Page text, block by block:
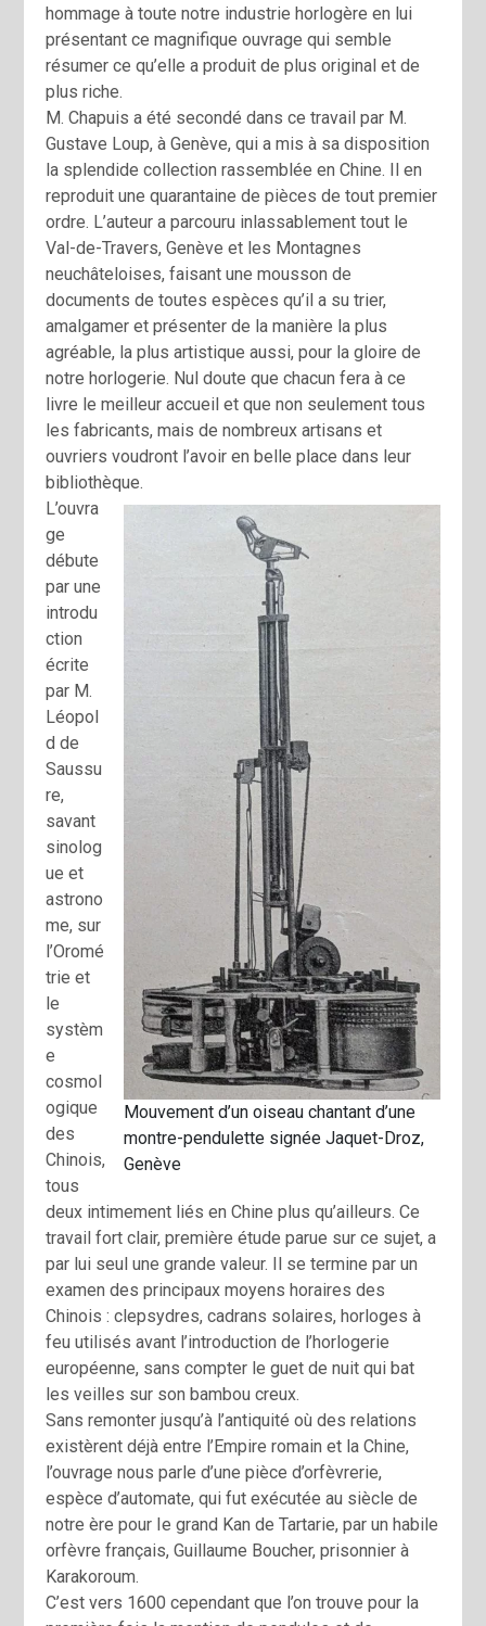
hommage à toute notre industrie horlogère en lui
présentant ce magnifique ouvrage qui semble
résumer ce qu’elle a produit de plus original et de
plus riche.
M. Chapuis a été secondé dans ce travail par M.
Gustave Loup, à Genève, qui a mis à sa disposition
la splendide collection rassemblée en Chine. Il en
reproduit une quarantaine de pièces de tout premier
ordre. L’auteur a parcouru inlassablement tout le
Val-de-Travers, Genève et les Montagnes
neuchâteloises, faisant une mousson de
documents de toutes espèces qu’il a su trier,
amalgamer et présenter de la manière la plus
agréable, la plus artistique aussi, pour la gloire de
notre horlogerie. Nul doute que chacun fera à ce
livre le meilleur accueil et que non seulement tous
les fabricants, mais de nombreux artisans et
ouvriers voudront l’avoir en belle place dans leur
bibliothèque.
Mouvement d’un oiseau chantant d’une
montre-pendulette signée Jaquet-Droz,
Genève
L’ouvra
ge
débute
par une
introdu
ction
écrite
par M.
Léopol
d de
Saussu
re,
savant
sinolog
ue et
astrono
me, sur
l’Oromé
trie et
le
systèm
e
cosmol
ogique
des
Chinois,
tous
deux intimement liés en Chine plus qu’ailleurs. Ce
travail fort clair, première étude parue sur ce sujet, a
par lui seul une grande valeur. Il se termine par un
examen des principaux moyens horaires des
Chinois : clepsydres, cadrans solaires, horloges à
feu utilisés avant l’introduction de l’horlogerie
européenne, sans compter le guet de nuit qui bat
les veilles sur son bambou creux.
Sans remonter jusqu’à l’antiquité où des relations
existèrent déjà entre l’Empire romain et la Chine,
l’ouvrage nous parle d’une pièce d’orfèvrerie,
espèce d’automate, qui fut exécutée au siècle de
notre ère pour Ie grand Kan de Tartarie, par un habile
orfèvre français, Guillaume Boucher, prisonnier à
Karakoroum.
C’est vers 1600 cependant que l’on trouve pour la